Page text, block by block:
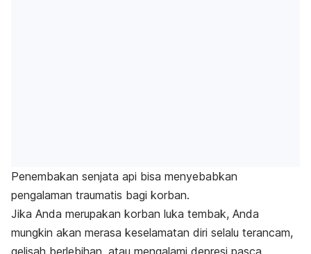
Penembakan senjata api bisa menyebabkan
pengalaman traumatis bagi korban.
Jika Anda merupakan korban luka tembak, Anda
mungkin akan merasa keselamatan diri selalu terancam,
gelisah berlebihan, atau mengalami depresi pasca